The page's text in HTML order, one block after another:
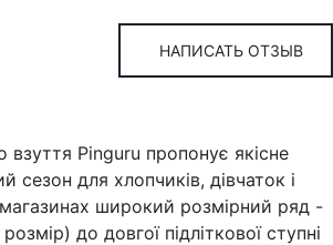
НАПИСАТЬ ОТЗЫВ
взуття Pinguru пропонує якісне
сезон для хлопчиків, дівчаток і
магазинах широкий розмірний ряд -
до довгої підліткової ступні